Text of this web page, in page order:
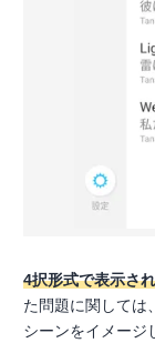
4択形式で表示さ
た問題に関しては
シーンをイメージ